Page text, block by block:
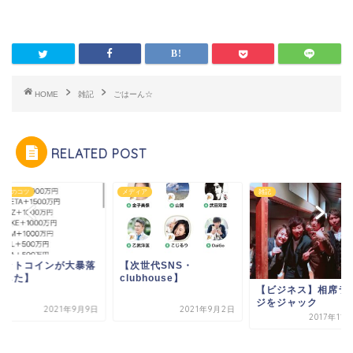
HOME 雑記 ごはーん☆
RELATED POST
スのコツ
ットコインが大暴落
た】
2021年9月9日
メディア
【次世代SNS・
clubhouse】
2021年9月2日
雑記
【ビジネス】相席ラ
ジをジャック
2017年11